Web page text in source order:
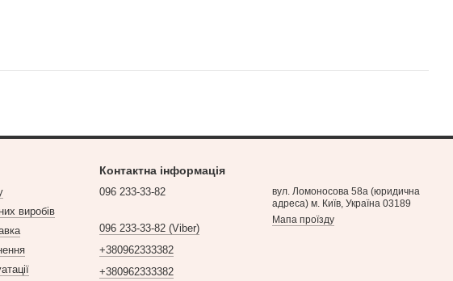
виробів
Контактна інформація
096 233-33-82
096 233-33-82 (Viber)
+380962333382
+380962333382
вул. Ломоносова 58а (юридична
адреса) м. Київ, Україна 03189
Мапа проїзду